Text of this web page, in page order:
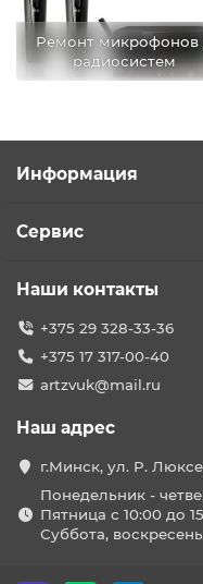
Ремонт микрофонов
радиосистем
Информация
Сервис
Наши контакты
+375 29 328-33-36
+375 17 317-00-40
artzvuk@mail.ru
Наш адрес
г.Минск, ул. Р.
Понедельник -
Пятница с 10:00 до
Суббота,